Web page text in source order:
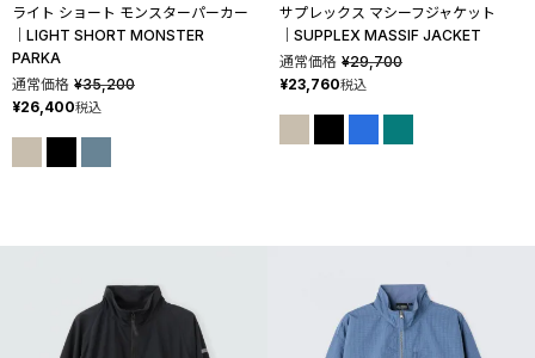
ライト ショート モンスターパーカー
│LIGHT SHORT MONSTER
PARKA
通常価格 ¥35,200
¥26,400税込
サプレックス マシーフジャケット
│SUPPLEX MASSIF JACKET
通常価格 ¥29,700
¥23,760税込